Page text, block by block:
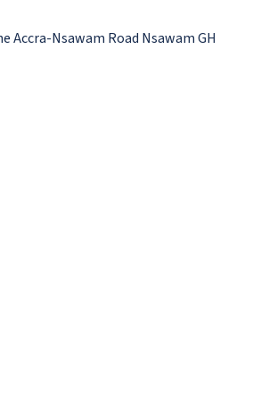
Nsawam Road Nsawam GH